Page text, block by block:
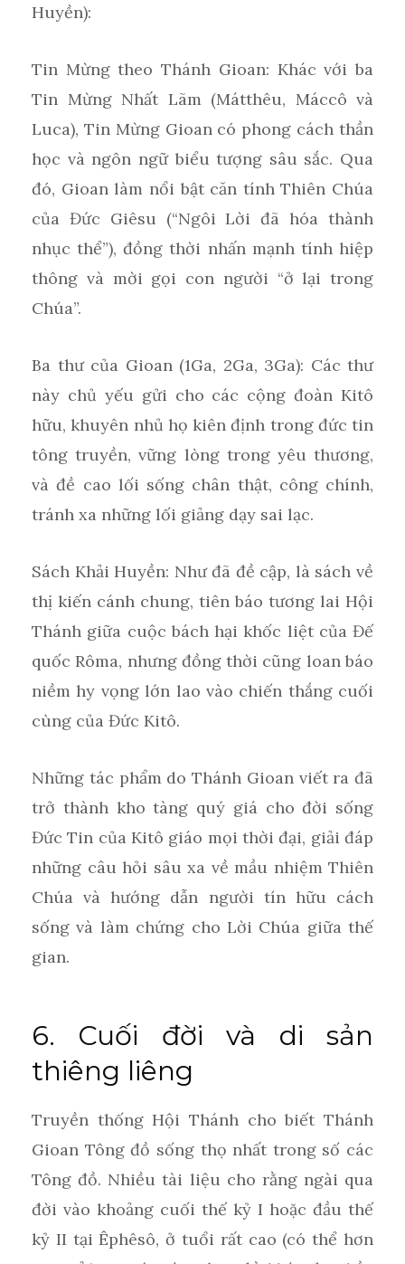
Huyền):
Tin Mừng theo Thánh Gioan: Khác với ba
Tin Mừng Nhất Lãm (Mátthêu, Máccô và
Luca), Tin Mừng Gioan có phong cách thần
học và ngôn ngữ biểu tượng sâu sắc. Qua
đó, Gioan làm nổi bật căn tính Thiên Chúa
của Đức Giêsu (“Ngôi Lời đã hóa thành
nhục thể”), đồng thời nhấn mạnh tính hiệp
thông và mời gọi con người “ở lại trong
Chúa”.
Ba thư của Gioan (1Ga, 2Ga, 3Ga): Các thư
này chủ yếu gửi cho các cộng đoàn Kitô
hữu, khuyên nhủ họ kiên định trong đức tin
tông truyền, vững lòng trong yêu thương,
và đề cao lối sống chân thật, công chính,
tránh xa những lối giảng dạy sai lạc.
Sách Khải Huyền: Như đã đề cập, là sách về
thị kiến cánh chung, tiên báo tương lai Hội
Thánh giữa cuộc bách hại khốc liệt của Đế
quốc Rôma, nhưng đồng thời cũng loan báo
niềm hy vọng lớn lao vào chiến thắng cuối
cùng của Đức Kitô.
Những tác phẩm do Thánh Gioan viết ra đã
trở thành kho tàng quý giá cho đời sống
Đức Tin của Kitô giáo mọi thời đại, giải đáp
những câu hỏi sâu xa về mầu nhiệm Thiên
Chúa và hướng dẫn người tín hữu cách
sống và làm chứng cho Lời Chúa giữa thế
gian.
6. Cuối đời và di sản
thiêng liêng
Truyền thống Hội Thánh cho biết Thánh
Gioan Tông đồ sống thọ nhất trong số các
Tông đồ. Nhiều tài liệu cho rằng ngài qua
đời vào khoảng cuối thế kỷ I hoặc đầu thế
kỷ II tại Êphêsô, ở tuổi rất cao (có thể hơn